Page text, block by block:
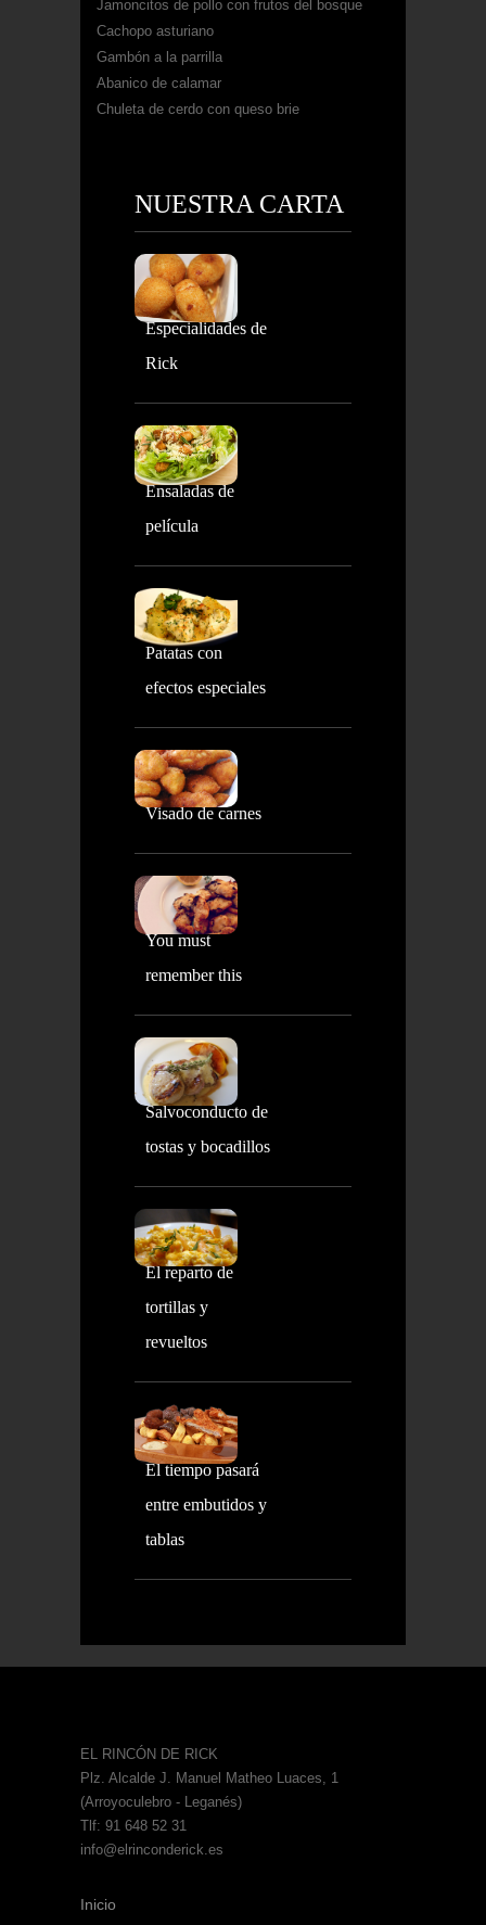
Jamoncitos de pollo con frutos del bosque
Cachopo asturiano
Gambón a la parrilla
Abanico de calamar
Chuleta de cerdo con queso brie
NUESTRA CARTA
Especialidades de
Rick
Ensaladas de
película
Patatas con
efectos especiales
Visado de carnes
You must
remember this
Salvoconducto de
tostas y bocadillos
El reparto de
tortillas y
revueltos
El tiempo pasará
entre embutidos y
tablas
EL RINCÓN DE RICK
Plz. Alcalde J. Manuel Matheo Luaces, 1
(Arroyoculebro - Leganés)
Tlf: 91 648 52 31
info@elrinconderick.es
Inicio